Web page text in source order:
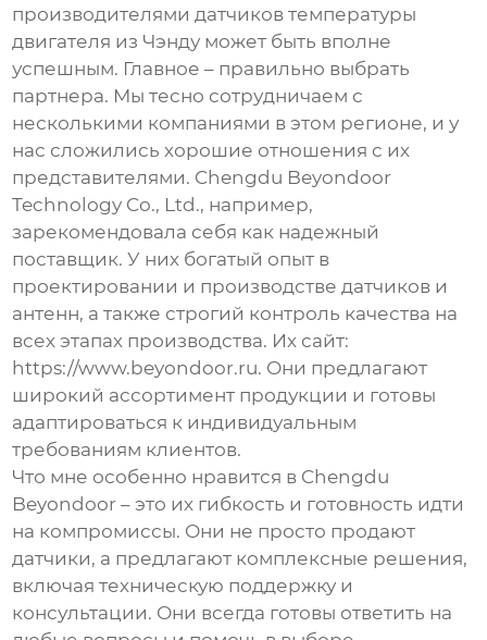
производителямидатчиков температуры
двигателя из Чэнду может быть вполне
успешным. Главное – правильно выбрать
партнера. Мы тесно сотрудничаем с
несколькими компаниями в этом регионе, и у
нас сложились хорошие отношения с их
представителями. Chengdu Beyondoor
Technology Co., Ltd., например,
зарекомендовала себя как надежный
поставщик. У них богатый опыт в
проектировании и производстве датчиков и
антенн, а также строгий контроль качества на
всех этапах производства. Их сайт:
https://www.beyondoor.ru. Они предлагают
широкий ассортимент продукции и готовы
адаптироваться к индивидуальным
требованиям клиентов.
Что мне особенно нравится в Chengdu
Beyondoor – это их гибкость и готовность идти
на компромиссы. Они не просто продают
датчики, а предлагают комплексные решения,
включая техническую поддержку и
консультации. Они всегда готовы ответить на